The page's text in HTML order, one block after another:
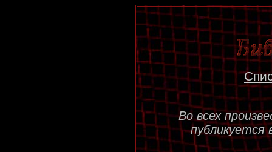
Во всех
публикуется